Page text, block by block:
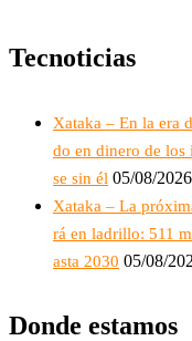
Tecnoticias
Xataka – En la era
do en dinero de los
se sin él 05/08/2026
Xataka – La
rá en ladrillo: 511
asta 2030 05/08/
Donde estamos